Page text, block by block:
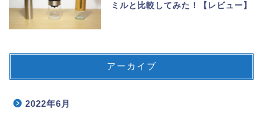
ミルと比較してみた！【レビュー】
アーカイブ
2022年6月